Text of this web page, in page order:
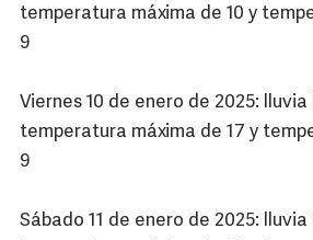
temperatura máxima de 10 y
9
Viernes 10 de enero de 2025: lluvia
temperatura máxima de 17 y
9
Sábado 11 de enero de 2025: